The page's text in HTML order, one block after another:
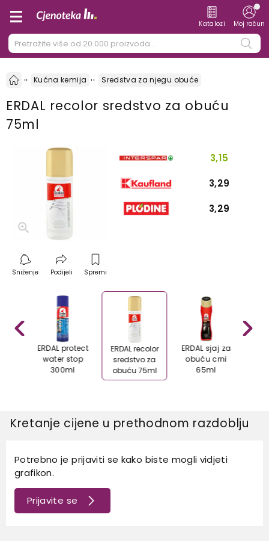
Katalozi Moj račun
Kućna kemija Sredstva za njegu obuće
ERDAL recolor sredstvo za obuću
75ml
Sniženje Podijeli Spremi
3,15
3,29
3,29
ERDAL protect
water stop
300ml
ERDAL recolor
sredstvo za
obuću 75ml
ERDAL sjaj za
obuću crni
65ml
Kretanje cijene u prethodnom razdoblju
Potrebno je prijaviti se kako biste mogli vidjeti
grafikon.
Prijavite se